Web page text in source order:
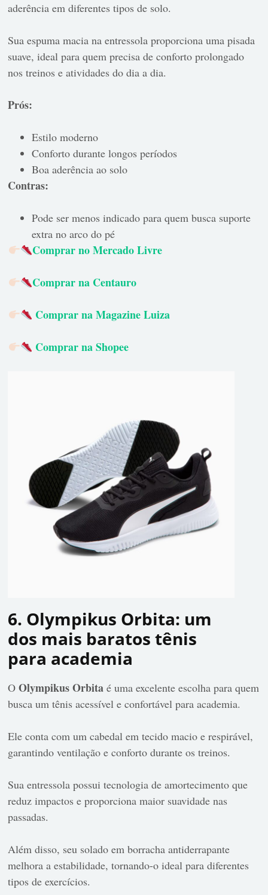
aderência em diferentes tipos de solo.
Sua espuma macia na entressola proporciona uma pisada
suave, ideal para quem precisa de conforto prolongado
nos treinos e atividades do dia a dia.
Prós:
Estilo moderno
Conforto durante longos períodos
Boa aderência ao solo
Contras:
Pode ser menos indicado para quem busca suporte
extra no arco do pé
Comprar no Mercado Livre
Comprar na Centauro
Comprar na Magazine Luiza
Comprar na Shopee
6. Olympikus Orbita: um
dos mais baratos tênis
para academia
OOlympikus Orbita é uma excelente escolha para quem
busca um tênis acessível e confortável para academia.
Ele conta com um cabedal em tecido macio e respirável,
garantindo ventilação e conforto durante os treinos.
Sua entressola possui tecnologia de amortecimento que
reduz impactos e proporciona maior suavidade nas
passadas.
Além disso, seu solado em borracha antiderrapante
melhora a estabilidade, tornando-o ideal para diferentes
tipos de exercícios.